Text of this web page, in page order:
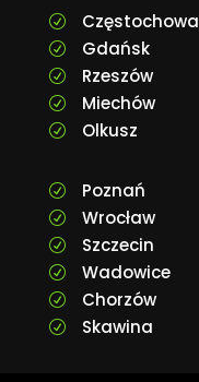
R Częstochowa
R Gdańsk
R Rzeszów
R Miechów
R Olkusz
R Poznań
R Wrocław
R Szczecin
R Wadowice
R Chorzów
R Skawina